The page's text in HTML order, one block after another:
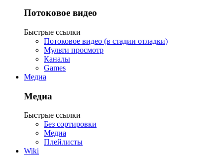
Потоковое видео
Быстрые ссылки
Потоковое видео (в стадии отладки)
Мульти просмотр
Каналы
Games
Медиа
Медиа
Быстрые ссылки
Без сортировки
Медиа
Плейлисты
Wiki